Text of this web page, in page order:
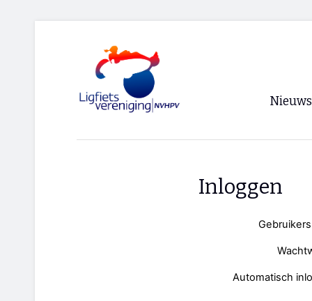
Nieuws
Inloggen
Automatisch